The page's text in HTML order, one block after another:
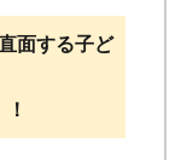
面する子ど